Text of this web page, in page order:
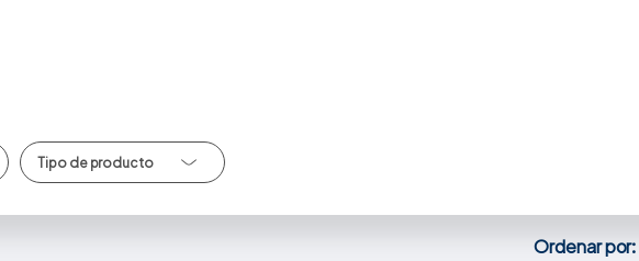
Ordenar por